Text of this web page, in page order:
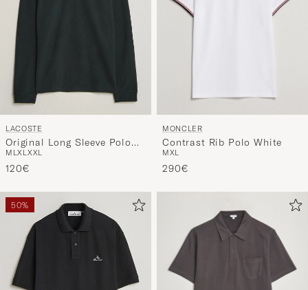
LACOSTE
Original Long Sleeve Polo
Piké Dark Varech
M LXLXXL
120€
MONCLER
Contrast Rib Polo White
MXL
290€
50%